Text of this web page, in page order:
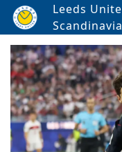
Leeds
Scandinavia